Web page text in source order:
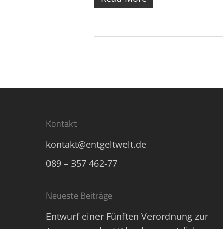
Kontakt
kontakt@entgeltwelt.de
089 – 357 462-77
Neueste Beiträge
Entwurf einer Fünften Verordnung zur